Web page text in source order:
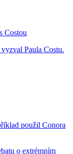
Costou
Paula Costu.
použil Conora
o extrémním